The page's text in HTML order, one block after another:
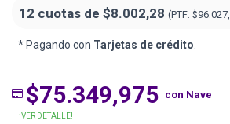
12 cuotas de $8.002,28 (PTF:
* Pagando con Tarjetas de crédito
$75.349,975 con Nave
¡VER DETALLE!